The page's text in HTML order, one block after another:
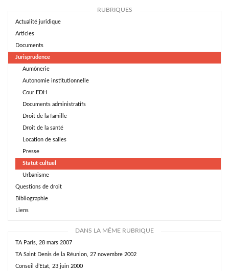
RUBRIQUES
Actualité juridique
Articles
Documents
Jurisprudence
Aumônerie
Autonomie institutionnelle
Cour EDH
Documents administratifs
Droit de la famille
Droit de la santé
Location de salles
Presse
Statut cultuel
Urbanisme
Questions de droit
Bibliographie
Liens
DANS LA MÊME RUBRIQUE
TA Paris, 28 mars 2007
TA Saint Denis de la Réunion, 27 novembre 2002
Conseil d’Etat, 23 juin 2000